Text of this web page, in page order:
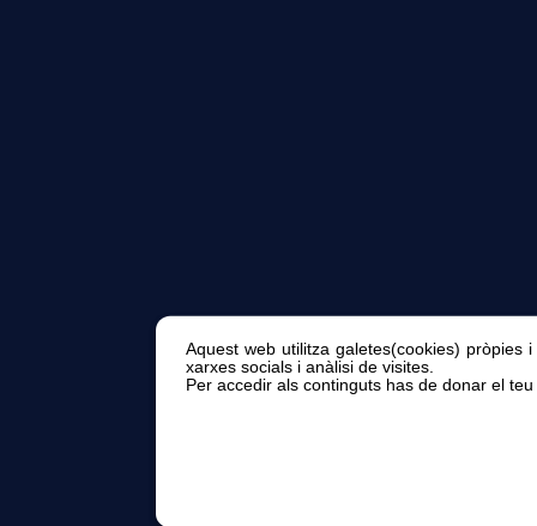
Aquest web utilitza galetes(cookies) pròpies
xarxes socials i anàlisi de visites.
Per accedir als continguts has de donar el